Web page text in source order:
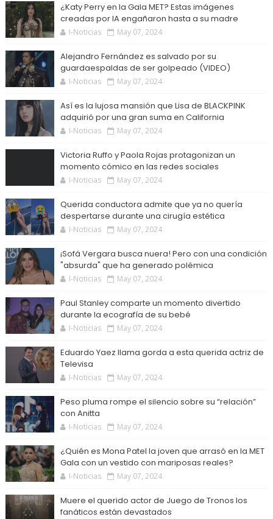
¿Katy Perry en la Gala MET? Estas imágenes
creadas por IA engañaron hasta a su madre
I-Noticias May 07, 2024
Alejandro Fernández es salvado por su
guardaespaldas de ser golpeado (VIDEO)
I-Noticias May 07, 2024
Así es la lujosa mansión que Lisa de BLACKPINK
adquirió por una gran suma en California
I-Noticias May 07, 2024
Victoria Ruffo y Paola Rojas protagonizan un
momento cómico en las redes sociales
I-Noticias May 07, 2024
Querida conductora admite que ya no quería
despertarse durante una cirugía estética
I-Noticias May 07, 2024
¡Sofá Vergara busca nuera! Pero con una condición
"absurda" que ha generado polémica
I-Noticias May 07, 2024
Paul Stanley comparte un momento divertido
durante la ecografía de su bebé
I-Noticias May 07, 2024
Eduardo Yaez llama gorda a esta querida actriz de
Televisa
I-Noticias May 07, 2024
Peso pluma rompe el silencio sobre su “relación”
con Anitta
I-Noticias May 07, 2024
¿Quién es Mona Patel la joven que arrasó en la MET
Gala con un vestido con mariposas reales?
I-Noticias May 07, 2024
Muere el querido actor de Juego de Tronos los
fanáticos están devastados